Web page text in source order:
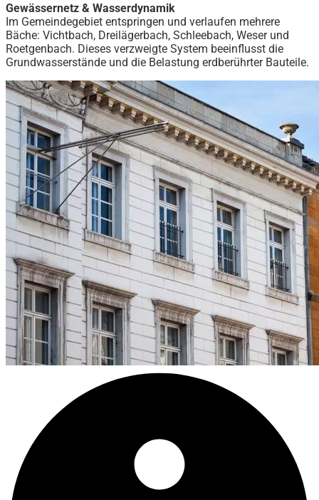
Gewässernetz & Wasserdynamik
Im Gemeindegebiet entspringen und verlaufen mehrere
Bäche: Vichtbach, Dreilägerbach, Schleebach, Weser und
Roetgenbach. Dieses verzweigte System beeinflusst die
Grundwasserstände und die Belastung erdberührter Bauteile.